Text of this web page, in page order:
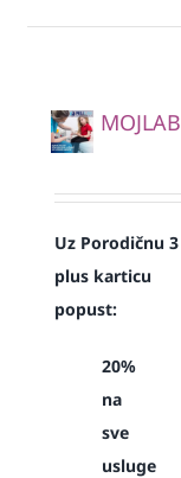
MOJLAB
Uz Porodičnu 3
plus karticu
popust:
20%
na
sve
usluge